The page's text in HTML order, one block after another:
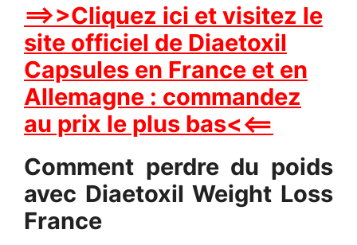
==>>Cliquez ici et visitez le
site officiel de Diaetoxil
Capsules en France et en
Allemagne : commandez
au prix le plus bas<<==
Comment perdre du poids
avec Diaetoxil Weight Loss
France